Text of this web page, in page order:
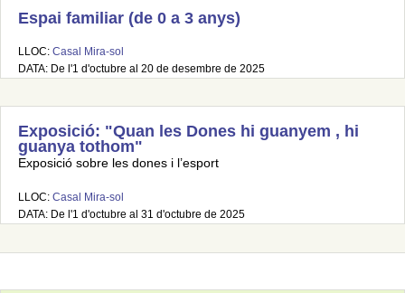
Espai familiar (de 0 a 3 anys)
LLOC: Casal Mira-sol
DATA: De l'1 d'octubre al 20 de desembre de 2025
Exposició: "Quan les Dones hi guanyem , hi
guanya tothom"
Exposició sobre les dones i l’esport
LLOC: Casal Mira-sol
DATA: De l'1 d'octubre al 31 d'octubre de 2025